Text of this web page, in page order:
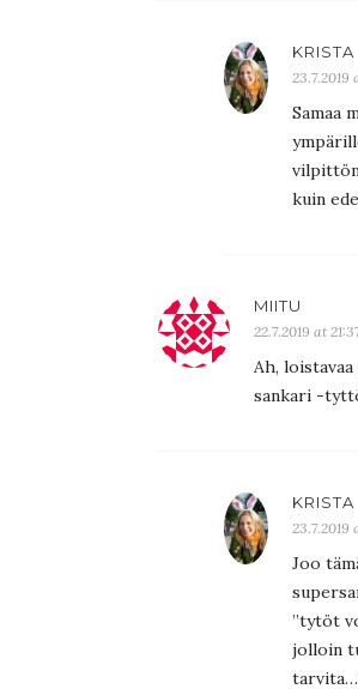
KRISTA
23.7.2019
Samaa
kuin
MIITU
22.7.2019 at
Ah,
sankari -
KRISTA
23.7.2019
Joo
”tytöt
jolloin